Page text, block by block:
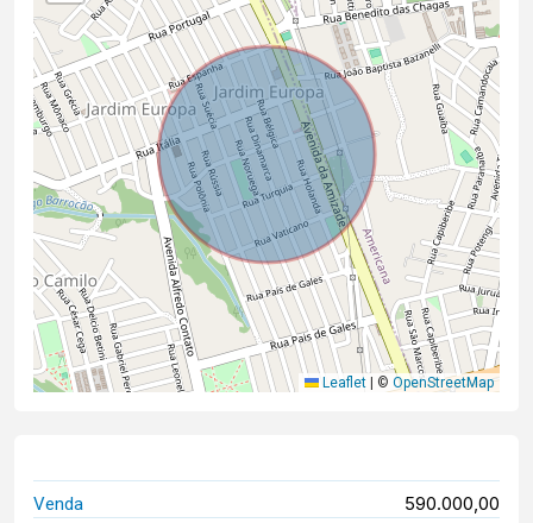
Leaflet © OpenStreetMap
Venda 590.000,00